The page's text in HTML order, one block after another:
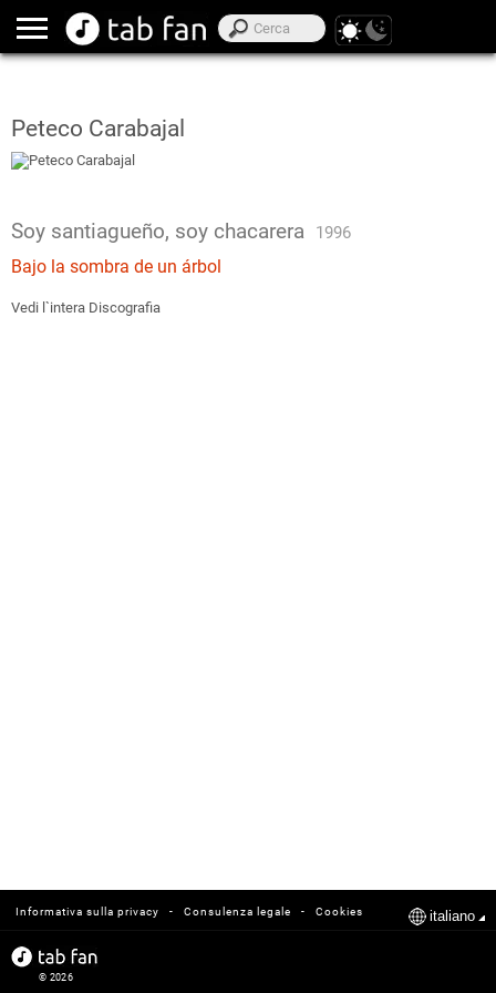
Peteco Carabajal
Soy santiagueño, soy chacarera 1996
Bajo la sombra de un árbol
Vedi l`intera Discografia
Cookies
-
Consulenza legale
-
Informativa sulla privacy italiano
© 2026